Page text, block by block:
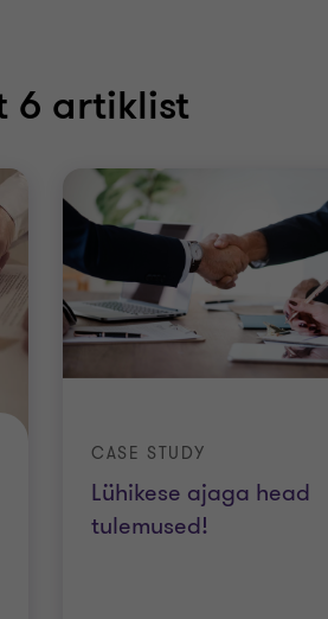
6 artiklist
Lühikese ajaga head
tulemused!
CASE STUDY